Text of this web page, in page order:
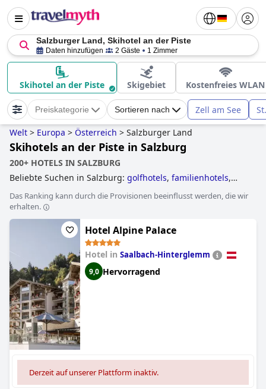
Salzburger Land, Skihotel an der Piste
Daten hinzufügen 2 Gäste 1 Zimmer
Skihotel an der Piste Skigebiet Kostenfreies WLAN
Preiskategorie Sortieren nach Zell am See
Welt > Europa > Österreich > Salzburger Land
Skihotels an der Piste in Salzburg
200+ HOTELS IN SALZBURG
Beliebte Suchen in Salzburg: golfhotels, familienhotels,
hallenbad, yoga hotelsandgünstige hotels.
Das Ranking kann durch die Provisionen beeinflusst werden, die wir
erhalten.
Hotel Alpine Palace
Hotel in Saalbach-Hinterglemm
9,0 Hervorragend
Derzeit auf unserer Plattform inaktiv.